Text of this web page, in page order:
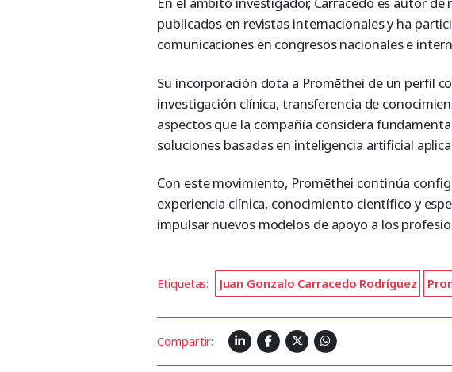
publicados en revistas internacionales y ha
comunicaciones en congresos nacionales e
Su incorporación dota a Promēthei de un perfil
investigación clínica, transferencia de
aspectos que la compañía considera
soluciones basadas en inteligencia artificial
Con este movimiento, Promēthei continúa
experiencia clínica, conocimiento científico y
impulsar nuevos modelos de apoyo a los
Etiquetas: Juan Gonzalo Carracedo Rodríguez
Compartir: